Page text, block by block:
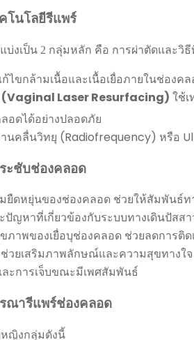
โนโลยีรีแพร์
งเป็น 2 กลุ่มหลัก คือ การผ่าตัดและวิธี
ก้ไขกล้ามเนื้อและเนื้อเยื่อภายในช่อง
(Vaginal Laser Resurfacing) ใช้
อดได้อย่างปลอดภัย
านคลื่นวิทยุ (Radiofrequency) หรือ
ะชับช่องคลอด
ยืดหยุ่นของช่องคลอด ช่วยให้สัมพันธ์
ปัญหาที่เกี่ยวข้องกับระบบทางเดินปัสสา
าพของเยื่อบุช่องคลอด ช่วยลดการติ
ช่วยเสริมภาพลักษณ์และความสุขทางใจ
ะการเจ็บขณะมีเพศสัมพันธ์
ณารีแพร์ช่องคลอด
หญิงกลุ่มดังนี้